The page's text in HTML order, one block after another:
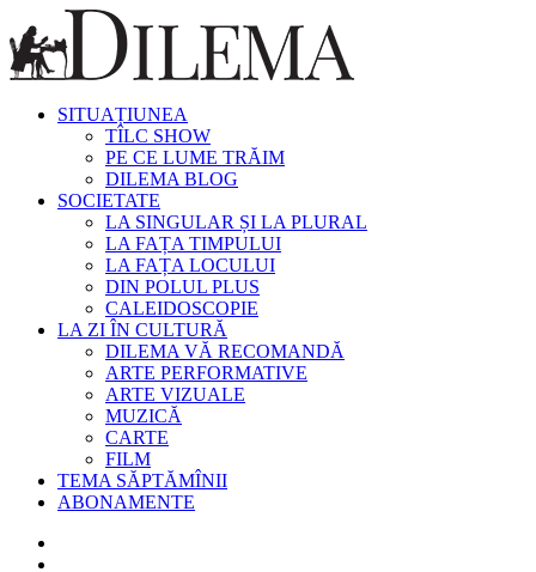
SITUAȚIUNEA
TÎLC SHOW
PE CE LUME TRĂIM
DILEMA BLOG
SOCIETATE
LA SINGULAR ȘI LA PLURAL
LA FAȚA TIMPULUI
LA FAȚA LOCULUI
DIN POLUL PLUS
CALEIDOSCOPIE
LA ZI ÎN CULTURĂ
DILEMA VĂ RECOMANDĂ
ARTE PERFORMATIVE
ARTE VIZUALE
MUZICĂ
CARTE
FILM
TEMA SĂPTĂMÎNII
ABONAMENTE